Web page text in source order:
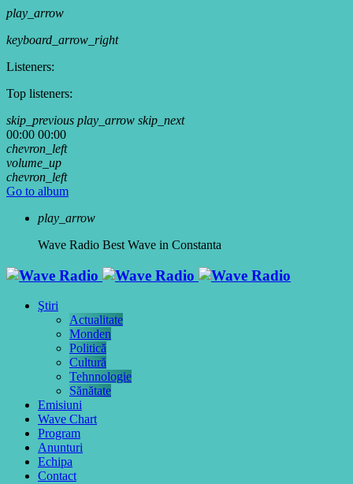
play_arrow
keyboard_arrow_right
Listeners:
Top listeners:
skip_previous play_arrow skip_next
00:00 00:00
chevron_left
volume_up
chevron_left
Go to album
play_arrow
Wave Radio Best Wave in Constanta
Ştiri
Actualitate
Monden
Politică
Cultură
Tehnnologie
Sănătate
Emisiuni
Wave Chart
Program
Anunturi
Echipa
Contact